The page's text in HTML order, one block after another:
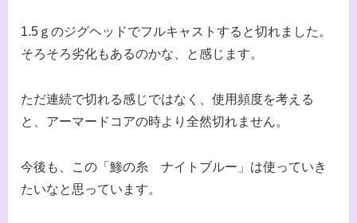
1.5ｇのジグヘッドでフルキャストすると切れました。
そろそろ劣化もあるのかな、と感じます。
ただ連続で切れる感じではなく、使用頻度を考える
と、アーマードコアの時より全然切れません。
今後も、この「鯵の糸 ナイトブルー」は使っていき
たいなと思っています。